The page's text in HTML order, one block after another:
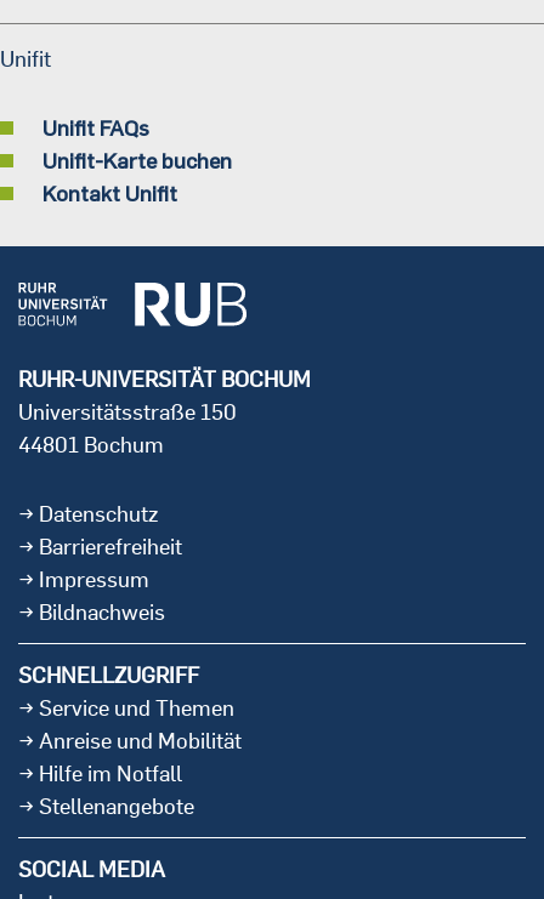
Unifit
Unifit FAQs
Unifit-Karte buchen
Kontakt Unifit
RUHR-UNIVERSITÄT BOCHUM
Universitätsstraße 150
44801 Bochum
Datenschutz
Barrierefreiheit
Impressum
Bildnachweis
SCHNELLZUGRIFF
Service und Themen
Anreise und Mobilität
Hilfe im Notfall
Stellenangebote
SOCIAL MEDIA